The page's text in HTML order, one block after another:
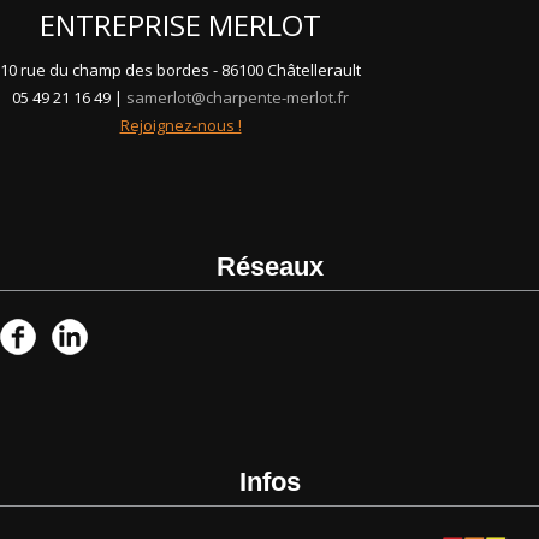
ENTREPRISE MERLOT
10 rue du champ des bordes - 86100 Châtellerault
05 49 21 16 49 | samerlot@charpente-merlot.fr
Rejoignez-nous !
Réseaux
Infos